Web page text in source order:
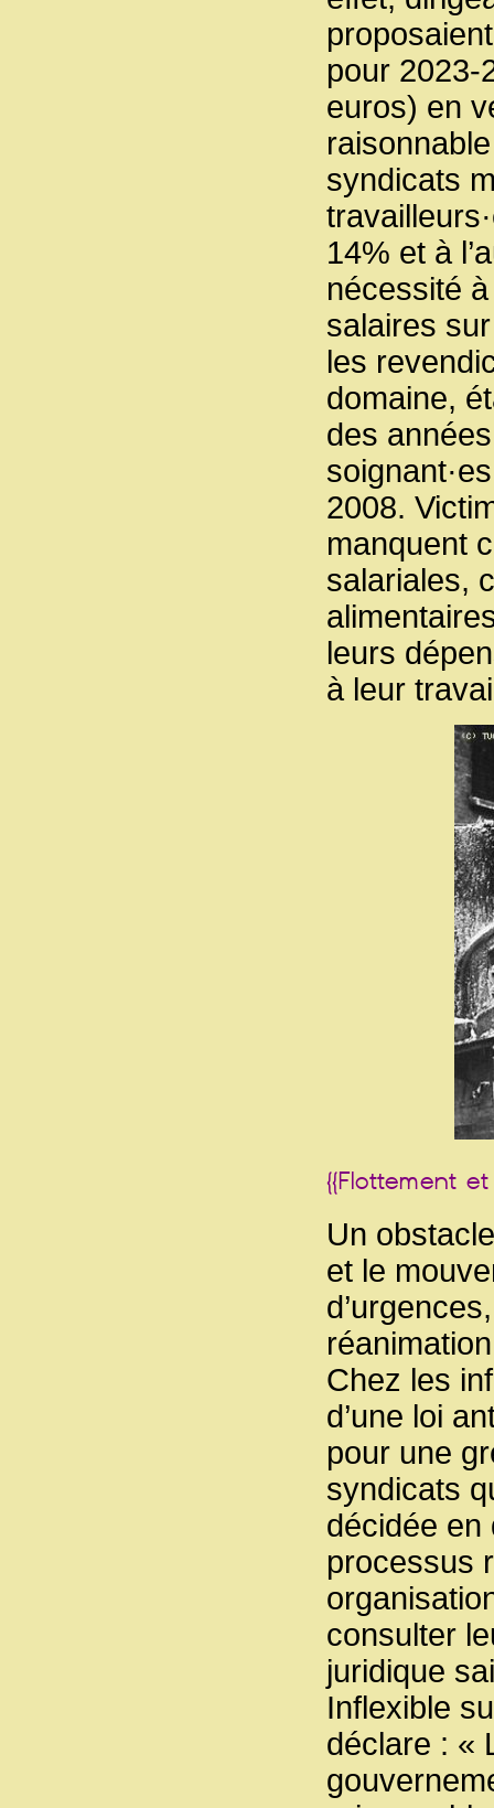
pour 2023-
euros) en
syndicats
14% et à
nécessité
salaires
les
domaine,
des
2008.
manquent
salariales,
leurs
à leur
Un
et le
Chez les
d’une loi
pour une
syndicats
décidée en
processus
consulter
juridique
Inflexible
déclare : «